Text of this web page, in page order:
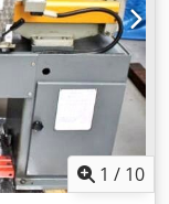
DIN 376 31 -
-
verticaal naar
draaibaar -
volgens
1 / 10